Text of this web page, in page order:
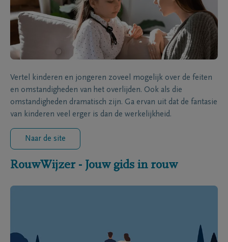
Vertel kinderen en jongeren zoveel mogelijk over de feiten
en omstandigheden van het overlijden. Ook als die
omstandigheden dramatisch zijn. Ga ervan uit dat de fantasie
van kinderen veel erger is dan de werkelijkheid.
Naar de site
RouwWijzer - Jouw gids in rouw